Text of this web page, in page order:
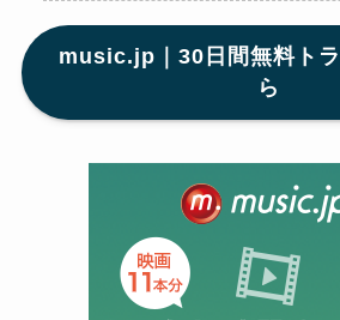
music.jp｜30日間無料ト
ら